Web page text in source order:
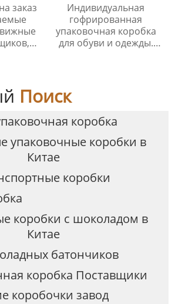
заказ
Индивидуальная
гофрированная
упаковочная коробка
для обуви и одежды.
Поиск
коробка
упаковочные коробки в
Китае
коробки
коробки с шоколадом в
Китае
батончиков
коробка Поставщики
коробочки завод